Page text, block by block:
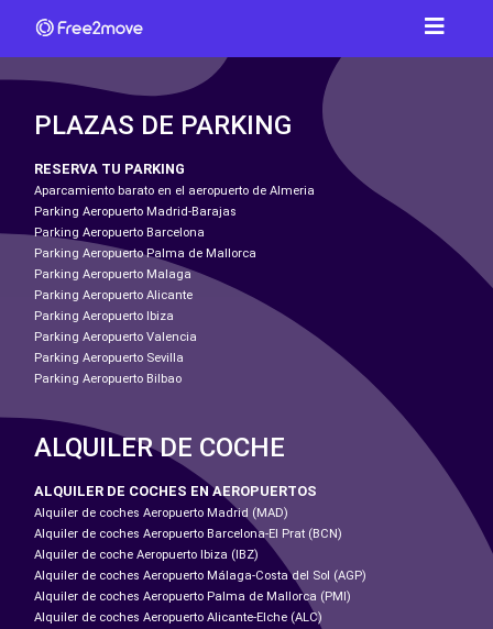
PLAZAS DE PARKING
RESERVA TU PARKING
Aparcamiento barato en el aeropuerto de Almeria
Parking Aeropuerto Madrid-Barajas
Parking Aeropuerto Barcelona
Parking Aeropuerto Palma de Mallorca
Parking Aeropuerto Malaga
Parking Aeropuerto Alicante
Parking Aeropuerto Ibiza
Parking Aeropuerto Valencia
Parking Aeropuerto Sevilla
Parking Aeropuerto Bilbao
ALQUILER DE COCHE
ALQUILER DE COCHES EN AEROPUERTOS
Alquiler de coches Aeropuerto Madrid (MAD)
Alquiler de coches Aeropuerto Barcelona-El Prat (BCN)
Alquiler de coche Aeropuerto Ibiza (IBZ)
Alquiler de coches Aeropuerto Málaga-Costa del Sol (AGP)
Alquiler de coches Aeropuerto Palma de Mallorca (PMI)
Alquiler de coches Aeropuerto Alicante-Elche (ALC)